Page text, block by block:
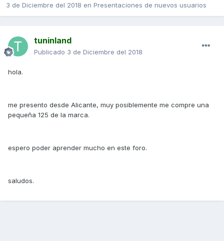
3 de Diciembre del 2018 en Presentaciones de nuevos usuarios
tuninland
Publicado 3 de Diciembre del 2018
hola.
me presento desde Alicante, muy posiblemente me compre una
pequeña 125 de la marca.
espero poder aprender mucho en este foro.
saludos.